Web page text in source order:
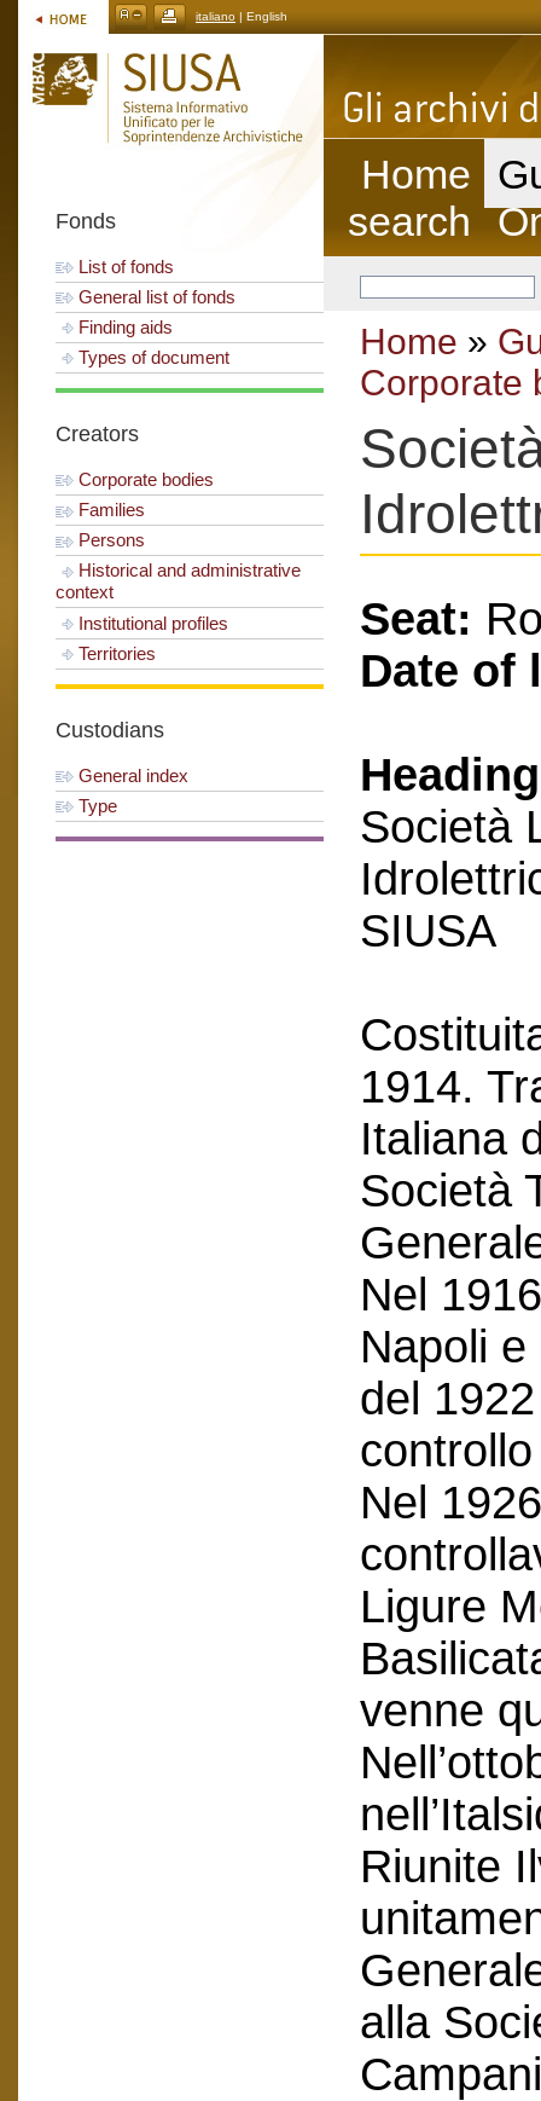
italiano | English
Fonds
List of fonds
General list of fonds
Finding aids
Types of document
Creators
Corporate bodies
Families
Persons
Historical and administrative
context
Institutional profiles
Territories
Custodians
General index
Type
Home
search
Home »
Corporate
Seat:
Date of
Società
SIUSA
1914.
Italiana
Società
Nel
Napoli e
del
Nel
Ligure
venne
Riunite
alla